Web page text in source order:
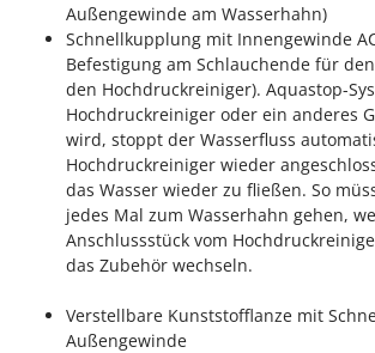
TecnoGen
Tellarini Pompe
Telwin
Tenco
Tineco
Titania
Tornado
Tre Spade
Trotec
Außengewinde am Wasserhahn)
Schnellkupplung mit Innengewinde
Befestigung am Schlauchende für
den Hochdruckreiniger). Aquastop-
Hochdruckreiniger oder ein anderes
wird, stoppt der Wasserfluss
Hochdruckreiniger wieder
das Wasser wieder zu fließen. So
jedes Mal zum Wasserhahn gehen,
Anschlussstück vom
das Zubehör wechseln.
Verstellbare Kunststofflanze mit
Außengewinde